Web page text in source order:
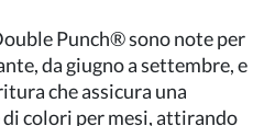
Punch® sono note per
da giugno a settembre, e
che assicura una
colori per mesi, attirando